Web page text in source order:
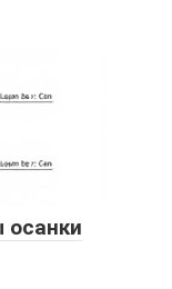
осанки